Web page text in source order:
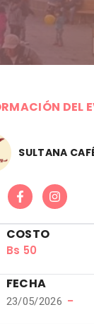
DEL
SULTANA
COSTO
Bs 50
FECHA
23/05/2026 −